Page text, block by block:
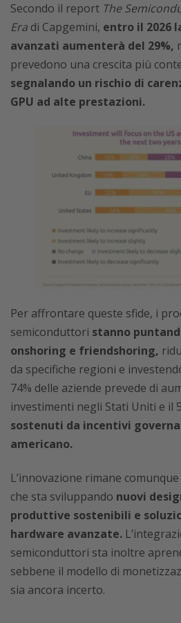
Secondo il report The
Era di Capgemini, entro il 2026
avanzati aumenterà del 29%,
prevedono una crescita più
segnalando un rischio di
GPU ad alte prestazioni.
Per affrontare queste sfide, i
semiconduttori stanno
onshoring e friendshoring,
da specifiche regioni e
74% delle aziende prevede di
investimenti negli Stati Uniti e il
sostenuti da incentivi
americano.
L’innovazione rimane
che sta sviluppando nuovi
produttive sostenibili e
hardware avanzate.
semiconduttori sta inoltre
sebbene il modello di
sia ancora incerto.